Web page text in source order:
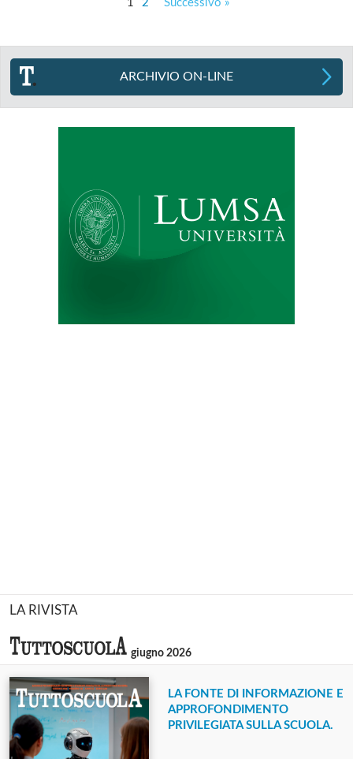
1 2 Successivo »
ARCHIVIO ON-LINE
LA RIVISTA
giugno 2026
LA FONTE DI INFORMAZIONE E
APPROFONDIMENTO
PRIVILEGIATA SULLA SCUOLA.